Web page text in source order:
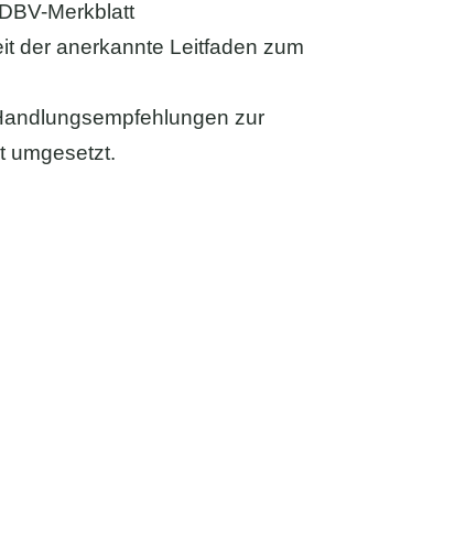
Merkblatt
der anerkannte Leitfaden zum
zur
umgesetzt.